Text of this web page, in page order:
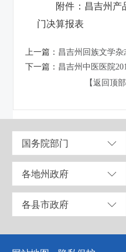
附件：昌吉州产
门决算报表
上一篇： 昌吉州回族文学杂
下一篇： 昌吉州中医医院
【返回顶部
国务院部门
各地州政府
各县市政府